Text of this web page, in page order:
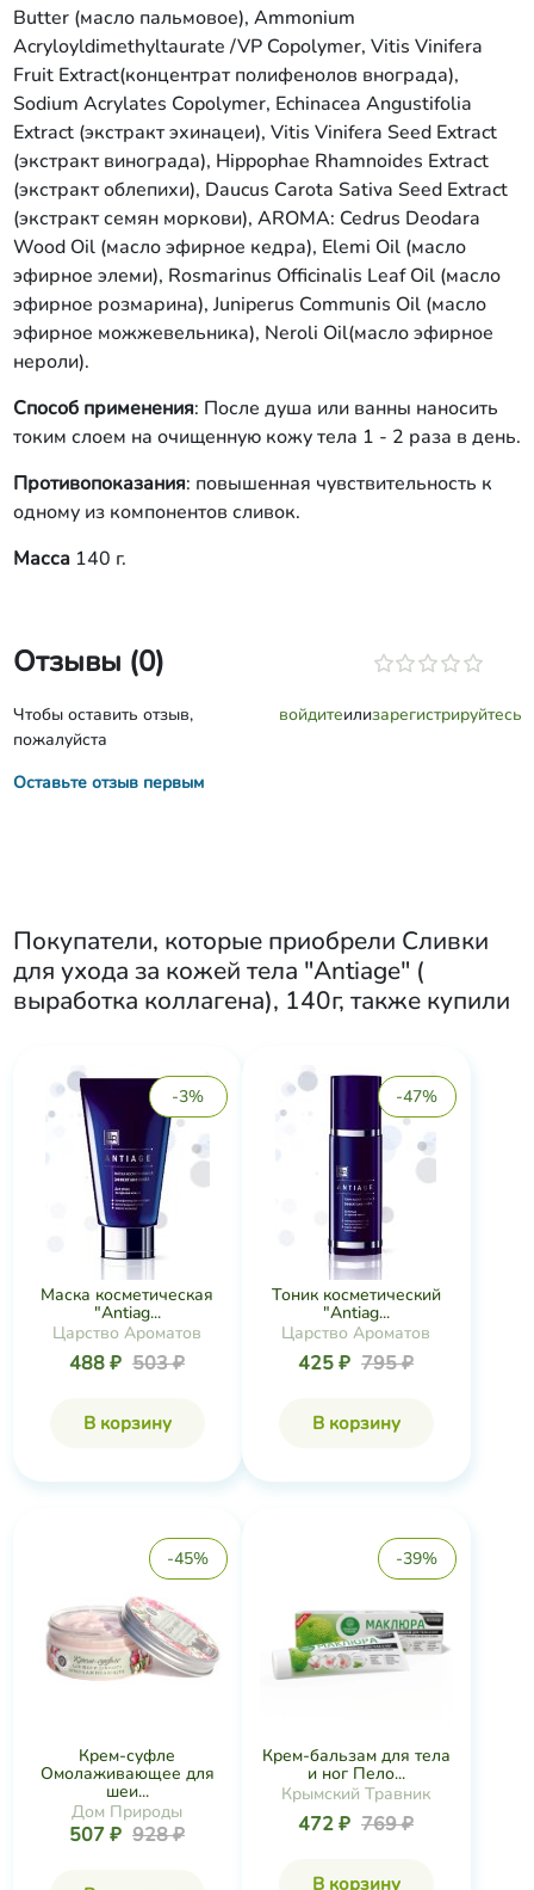
Butter (масло пальмовое), Ammonium
Acryloyldimethyltaurate /VP Copolymer, Vitis Vinifera
Fruit Extract(концентрат полифенолов внограда),
Sodium Acrylates Copolymer, Echinacea Angustifolia
Extract (экстракт эхинацеи), Vitis Vinifera Seed Extract
(экстракт винограда), Hippophae Rhamnoides Extract
(экстракт облепихи), Daucus Carota Sativa Seed Extract
(экстракт семян моркови), AROMA: Cedrus Deodara
Wood Oil (масло эфирное кедра), Elemi Oil (масло
эфирное элеми), Rosmarinus Officinalis Leaf Oil (масло
эфирное розмарина), Juniperus Communis Oil (масло
эфирное можжевельника), Neroli Oil(масло эфирное
нероли).
Способ применения: После душа или ванны наносить
токим слоем на очищенную кожу тела 1 - 2 раза в день.
Противопоказания: повышенная чувствительность к
одному из компонентов сливок.
Масса140 г.
Отзывы (0)
Чтобы оставить отзыв,
пожалуйста
войдитеилизарегистрируйтесь
Оставьте отзыв первым
Покупатели, которые приобрели Сливки
для ухода за кожей тела "Antiage" (
выработка коллагена), 140г, также купили
-3%
Маска косметическая
"Antiag...
Царство Ароматов
488 ₽ 503 ₽
В корзину
-47%
Тоник косметический
"Antiag...
Царство Ароматов
425 ₽ 795 ₽
В корзину
-45%
Крем-суфле
Омолаживающее для
шеи...
Дом Природы
507 ₽ 928 ₽
-39%
Крем-бальзам для тела
и ног Пело...
Крымский Травник
472 ₽ 769 ₽
В корзину